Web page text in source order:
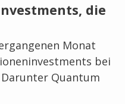
die
Monat
bei
Quantum